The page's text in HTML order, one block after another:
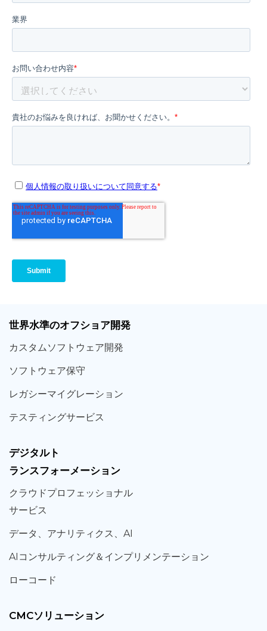
世界水準のオフショア開発
カスタムソフトウェア開発
ソフト ウェア保守
レガシーマイグレーション
テスティングサービス
デジタルト
ランスフォーメーション
クラウドプロフェッショナル
サービス
データ、 アナリティクス、 AI
AIコンサルティング＆ インプリメンテーション
ローコード
CMCソリューション